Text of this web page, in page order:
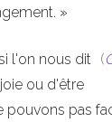
»
(
l'on nous dit
ou d'être
pouvons pas